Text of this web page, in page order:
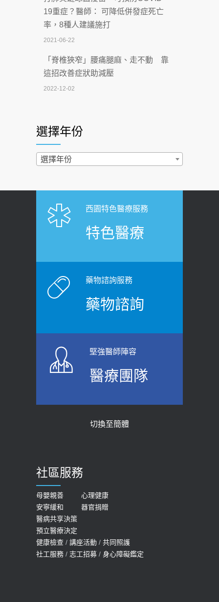
一手刮」】 宣導
2026-07-02
2026-07-02
4連霸議員黃秋澤癌逝！食道癌為何奪命
西園醫院55周年 7／10捐血公益活動 邀
民眾熱血響應
2026-06-30
健康肛門痛都是痔瘡?醫談瘍瘍瘻管與肛
裂差異 逾50歲民眾可做1事
原則避免血糖血壓飆高
2026-06-08
上班常待在冷氣房？小心泌尿道感染
醫示警：1病症嚴重恐喪命
2026-05-21
女性必看國健署公費懶人包！這幾項檢
查完全免費 沒做虧大了
2026-05-14
19重症？醫師： 可降低併發症死亡
率，8種人建議施打
2021-06-22
「脊椎狹窄」腰痛腿麻、走不動 靠
這招改善症狀助減壓
2022-12-02
2022-02-17
過量維生素D和鈣恐罹癌? 醫師釋
「落枕」不要大力按脖子！ 1招「伸
展運動」預防落枕
老後睡不好、夜間易跌倒
2021-03-05
骨科魏志定主任接受專訪 【年代電視
質密度檢查！醫：注意5重點可逆轉
膝蓋退化有9大部位 骨科醫坦言：不
一定得換人工關節
2019-10-08
20歲迪士尼男星因癲癇猝逝 老人小
孩最好發、醫師點出8大前兆
2019-07-09
選擇年份
選擇年份
西園特色醫療服務
特色醫療
藥物諮詢服務
藥物諮詢
堅強醫師陣容
醫療團隊
切換至簡體
社區服務
母嬰親善
心理健康
安寧緩和
器官捐贈
醫病共享決策
預立醫療決定
健康檢查 / 講座活動 / 共同照護
社工服務 / 志工招募 / 身心障礙鑑定